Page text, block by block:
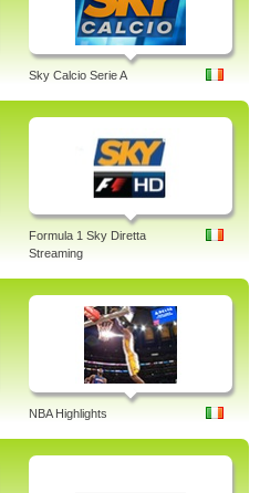
Sky Calcio Serie A
Formula 1 Sky Diretta
Streaming
NBA Highlights